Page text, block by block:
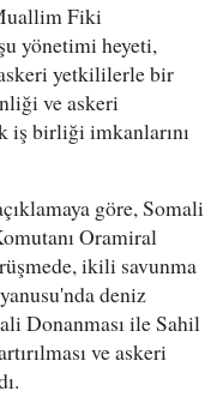
Fiki
yönetimi heyeti,
yetkililerle bir
ve askeri
iş birliği imkanlarını
göre, Somali
Oramiral
ikili savunma
deniz
Donanması ile Sahil
ve askeri